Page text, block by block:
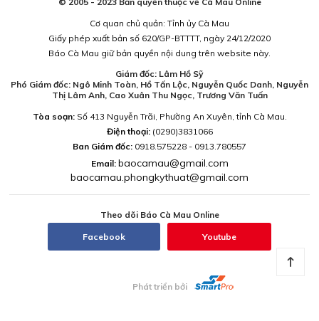
Cơ quan chủ quản: Tỉnh ủy Cà Mau
Giấy phép xuất bản số 620/GP-BTTTT, ngày 24/12/2020
Báo Cà Mau giữ bản quyền nội dung trên website này.
Giám đốc: Lâm Hồ Sỹ
Phó Giám đốc: Ngô Minh Toàn, Hồ Tấn Lộc, Nguyễn Quốc Danh, Nguyễn
Thị Lâm Anh, Cao Xuân Thu Ngọc, Trương Văn Tuấn
Tòa soạn:Số 413 Nguyễn Trãi, Phường An Xuyên, tỉnh Cà Mau.
Điện thoại: (0290)3831066
Ban Giám đốc: 0918.575228 - 0913.780557
Email: baocamau@gmail.com
baocamau.phongkythuat@gmail.com
Theo dõi Báo Cà Mau Online
Facebook Youtube
Phát triển bởi